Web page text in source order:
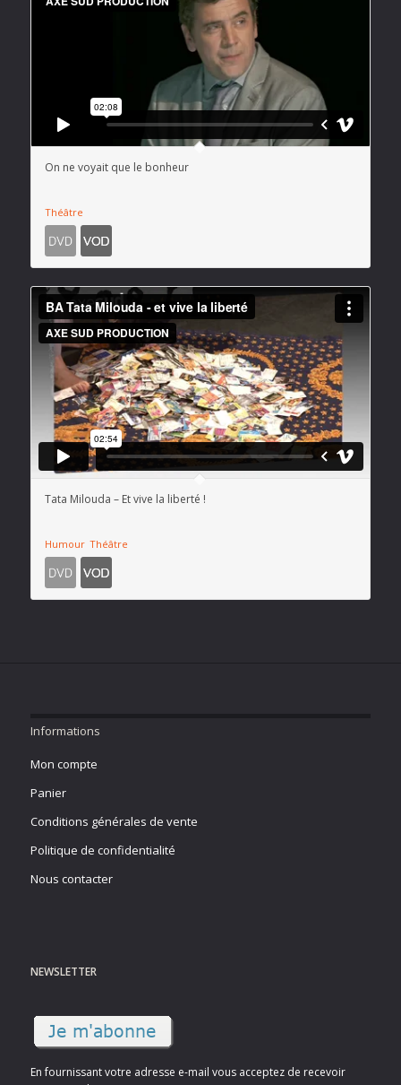
On ne voyait que le bonheur
Théâtre
Tata Milouda – Et vive la liberté !
Humour Théâtre
Informations
Mon compte
Panier
Conditions générales de vente
Politique de confidentialité
Nous contacter
NEWSLETTER
En fournissant votre adresse e-mail vous acceptez de recevoir